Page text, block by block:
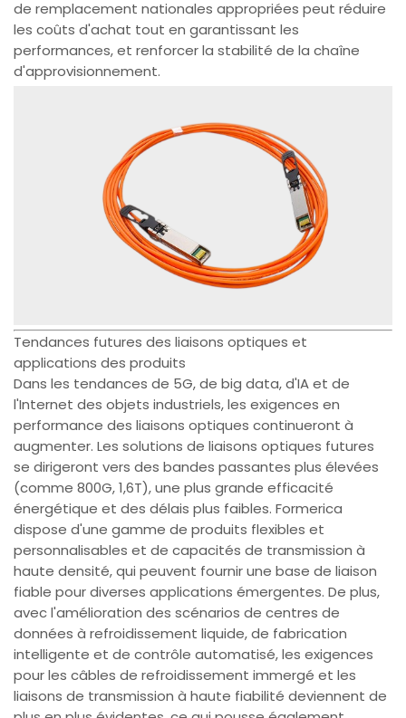
de remplacement nationales appropriées peut réduire
les coûts d'achat tout en garantissant les
performances, et renforcer la stabilité de la chaîne
d'approvisionnement.
Tendances futures des liaisons optiques et
applications des produits
Dans les tendances de 5G, de big data, d'IA et de
l'Internet des objets industriels, les exigences en
performance des liaisons optiques continueront à
augmenter. Les solutions de liaisons optiques futures
se dirigeront vers des bandes passantes plus élevées
(comme 800G, 1,6T), une plus grande efficacité
énergétique et des délais plus faibles. Formerica
dispose d'une gamme de produits flexibles et
personnalisables et de capacités de transmission à
haute densité, qui peuvent fournir une base de liaison
fiable pour diverses applications émergentes. De plus,
avec l'amélioration des scénarios de centres de
données à refroidissement liquide, de fabrication
intelligente et de contrôle automatisé, les exigences
pour les câbles de refroidissement immergé et les
liaisons de transmission à haute fiabilité deviennent de